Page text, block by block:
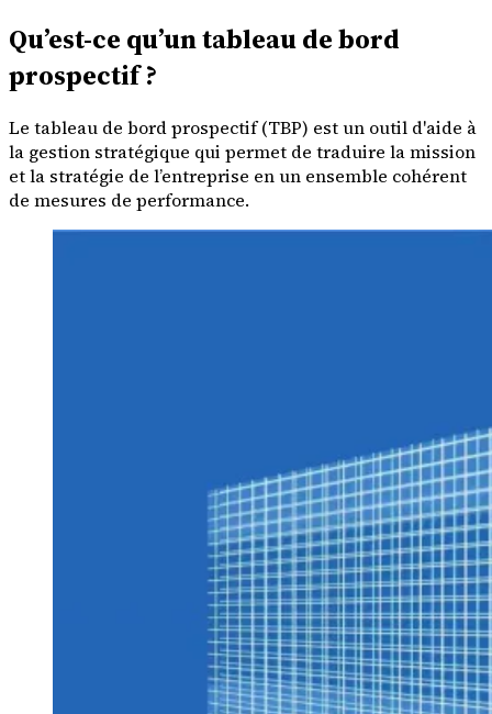
Qu’est-ce qu’un tableau de bord
prospectif ?
Le tableau de bord prospectif (TBP) est un outil d'aide à
la gestion stratégique qui permet de traduire la mission
et la stratégie de l’entreprise en un ensemble cohérent
de mesures de performance.